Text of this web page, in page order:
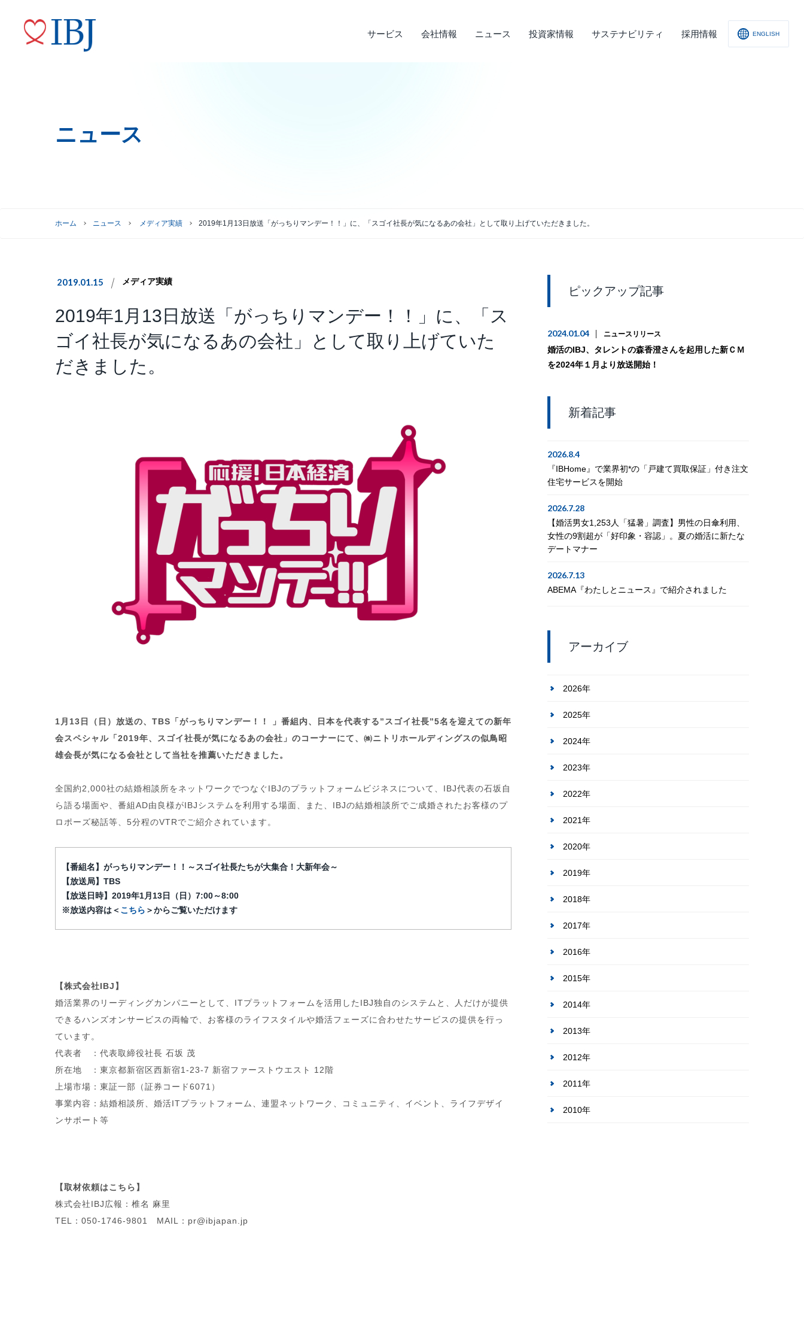
サービス
婚活サービス
会社情報
代表メッセージ
ニュース
ニュースリリース
投資家情報
株式情報
株主総会情報 四半期報告書・有価証券報告書 免責事項
サステナビリティ
トップコミットメント
採用情報 ENGLISH
ニュース
ホーム ニュース メディア実績 2019年1月13日放送「がっちりマンデー！！」に、「スゴイ社長が気になるあの会社」として取り上げていただきました。
2019.01.15 メディア実績
2019年1月13日放送「がっちりマンデー！！」に、「ス
ゴイ社長が気になるあの会社」として取り上げていた
だきました。
1月13日（日）放送の、TBS「がっちりマンデー！！ 」番組内、
日本を代表する”スゴイ社長”5名を迎えての新年
会スペシャル「2019年、スゴイ社長が気になるあの会社」のコーナーにて、㈱ニトリホールディングスの似鳥昭
雄会長が気になる会社として当社を推薦いただきました。
全国約2,000社の結婚相談所をネットワークでつなぐIBJのプラットフォームビジネスについて、IBJ代表の石坂自
ら語る場面や、番組AD由良様がIBJシステムを利用する場面、また、IBJの結婚相談所でご成婚されたお客様のプ
ロポーズ秘話等、5分程のVTRでご紹介されています。
【番組名】がっちりマンデー！！～スゴイ社長たちが大集合！大新年会～
【放送局】TBS
【放送日時】2019年1月13日（日）7:00～8:00
※放送内容は＜ こちら ＞からご覧いただけます
【株式会社IBJ】
婚活業界のリーディングカンパニーとして、ITプラットフォームを活用したIBJ独自のシステムと、人だけが提供
できるハンズオンサービスの両輪で、お客様のライフスタイルや婚活フェーズに合わせたサービスの提供を行っ
ています。
代表者 ：代表取締役社長 石坂 茂
所在地 ：東京都新宿区西新宿1-23-7 新宿ファーストウエスト 12階
上場市場：東証一部（証券コード6071）
事業内容：結婚相談所、婚活ITプラットフォーム、連盟ネットワーク、コミュニティ、イベント、ライフデザイ
ンサポート等
【取材依頼はこちら】
株式会社IBJ広報：椎名 麻里
TEL：050-1746-9801 MAIL：pr@ibjapan.jp
ピックアップ記事
2024.01.04 ニュースリリース
婚活のIBJ、タレントの森香澄さんを起用した新ＣＭ
を2024年１月より放送開始！
新着記事
2026.8.4
『IBHome』で業界初*の「戸建て買取保証」付き注文
住宅サービスを開始
2026.7.28
【婚活男女1,253人「猛暑」調査】男性の日傘利用、
女性の9割超が「好印象・容認」。夏の婚活に新たな
デートマナー
2026.7.13
ABEMA『わたしとニュース』で紹介されました
アーカイブ
2026年
2025年
2024年
2023年
2022年
2021年
2020年
2019年
2018年
2017年
2016年
2015年
2014年
2013年
2012年
2011年
2010年